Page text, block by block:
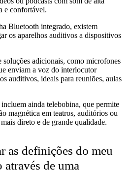
e confortável.
Bluetooth integrado, existem
os aparelhos auditivos a dispositivos
soluções adicionais, como microfones
enviam a voz do interlocutor
auditivos, ideais para reuniões, aulas
ainda telebobina, que permite
magnética em teatros, auditórios ou
direto e de grande qualidade.
as definições do meu
de uma